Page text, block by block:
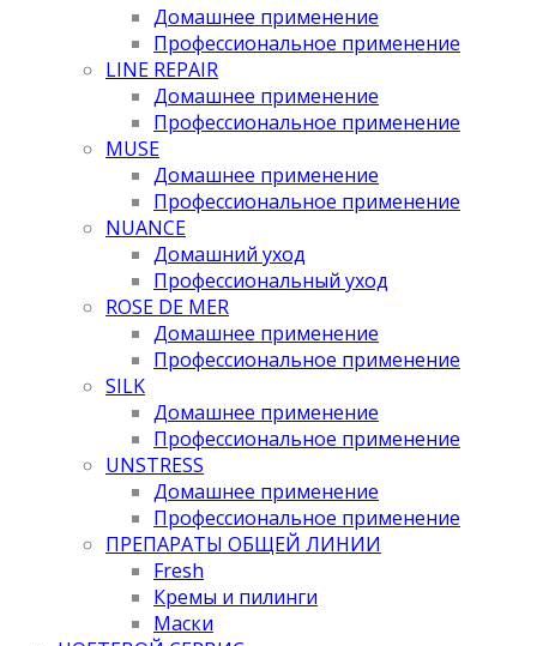
Домашнее применение
Профессиональное применение
LINE REPAIR
Домашнее применение
Профессиональное применение
MUSE
Домашнее применение
Профессиональное применение
NUANCE
Домашний уход
Профессиональный уход
ROSE DE MER
Домашнее применение
Профессиональное применение
SILK
Домашнее применение
Профессиональное применение
UNSTRESS
Домашнее применение
Профессиональное применение
ПРЕПАРАТЫ ОБЩЕЙ ЛИНИИ
Fresh
Кремы и пилинги
Маски